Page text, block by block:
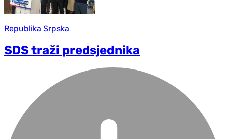
Republika Srpska
SDS traži predsjednika